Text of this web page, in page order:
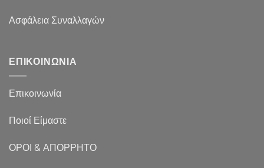
Ασφάλεια Συναλλαγών
ΕΠΙΚΟΙΝΩΝΙΑ
Επικοινωνία
Ποιοί Είμαστε
ΟΡΟΙ & ΑΠΟΡΡΗΤΟ